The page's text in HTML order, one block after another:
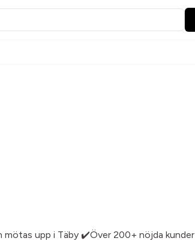
mötas upp i Täby ✔️Över 200+ nöjda kunder